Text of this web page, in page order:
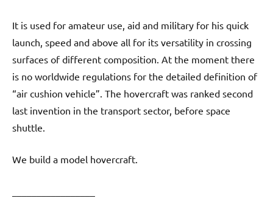
It is used for amateur use, aid and military for his quick
launch, speed and above all for its versatility in crossing
surfaces of different composition. At the moment there
is no worldwide regulations for the detailed definition of
“air cushion vehicle”. The hovercraft was ranked second
last invention in the transport sector, before space
shuttle.
We build a model hovercraft.